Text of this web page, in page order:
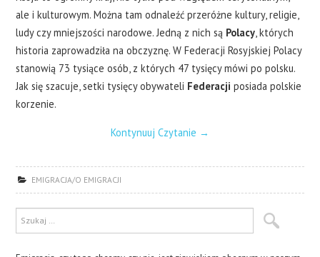
ale i kulturowym. Można tam odnaleźć przeróżne kultury, religie,
ludy czy mniejszości narodowe. Jedną z nich są Polacy, których
historia zaprowadziła na obczyznę. W Federacji Rosyjskiej Polacy
stanowią 73 tysiące osób, z których 47 tysięcy mówi po polsku.
Jak się szacuje, setki tysięcy obywateli Federacji posiada polskie
korzenie.
Kontynuuj Czytanie →
EMIGRACJA/O EMIGRACJI